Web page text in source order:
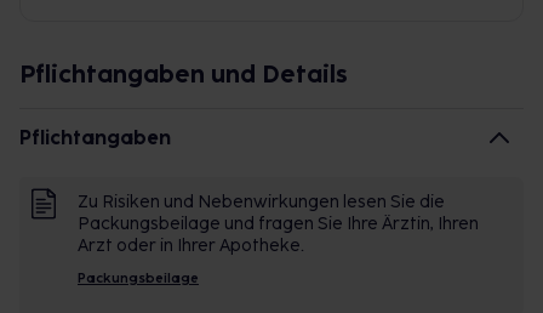
Pflichtangaben und Details
Pflichtangaben
Zu Risiken und Nebenwirkungen lesen Sie die
Packungsbeilage und fragen Sie Ihre Ärztin, Ihren
Arzt oder in Ihrer Apotheke.
Packungsbeilage